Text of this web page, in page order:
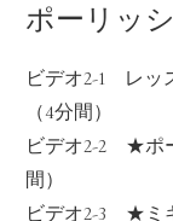
ポーリッ
ビデオ2-1 レッ
（4分間）
ビデオ2-2 ★ポ
間）
ビデオ2-3 ★ミ